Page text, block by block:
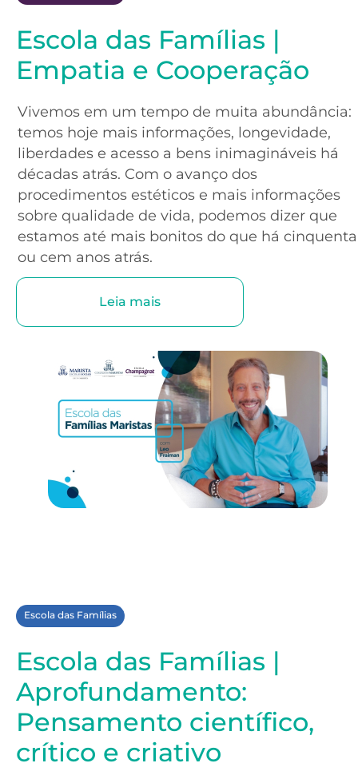
Escola das Famílias |
Empatia e Cooperação
Vivemos em um tempo de muita abundância:
temos hoje mais informações, longevidade,
liberdades e acesso a bens inimagináveis há
décadas atrás. Com o avanço dos
procedimentos estéticos e mais informações
sobre qualidade de vida, podemos dizer que
estamos até mais bonitos do que há cinquenta
ou cem anos atrás.
Leia mais
Escola das Famílias
Escola das Famílias |
Aprofundamento:
Pensamento científico,
crítico e criativo